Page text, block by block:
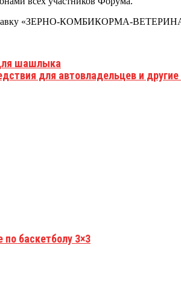
«ЗЕРНО-КОМБИКОРМА-
шашлыка
для автовладельцев и
баскетболу 3×3